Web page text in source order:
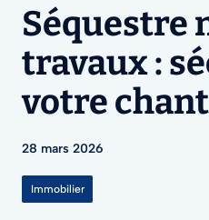
Séquestre
travaux :
votre
28 mars 2026
Immobilier